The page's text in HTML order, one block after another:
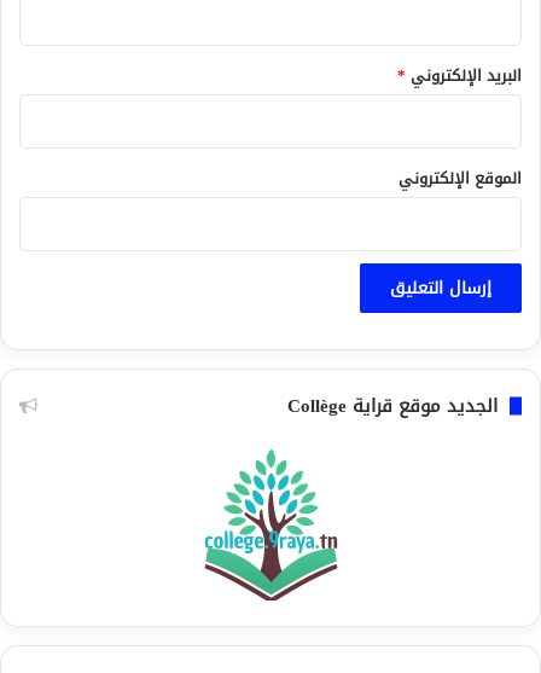
البريد الإلكتروني *
الموقع الإلكتروني
الجديد موقع قراية Collège